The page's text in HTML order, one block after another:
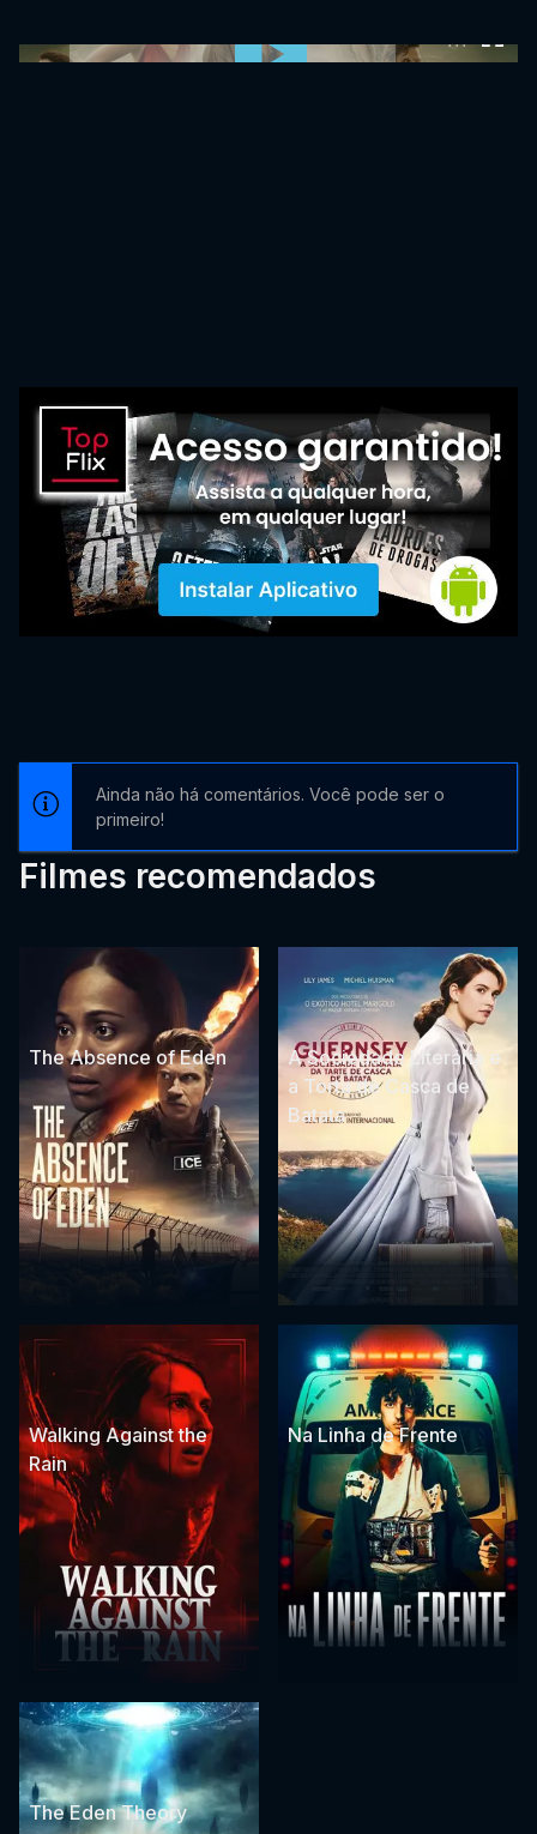
Ainda não há comentários. Você pode ser o
primeiro!
Filmes recomendados
The Absence of Eden
A Sociedade Literária e
a Torta de Casca de
Batata
Walking Against the
Rain
Na Linha de Frente
The Eden Theory